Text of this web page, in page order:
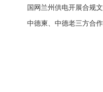
国网兰州供电开展合规
中德柬、中德老三方合